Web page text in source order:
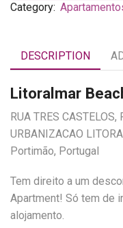
Category:
DESCRIPTION
Litoralmar
RUA TRES
URBANIZACAO
Portimão, Portugal
Tem direito a um
Apartment! Só tem de
alojamento.